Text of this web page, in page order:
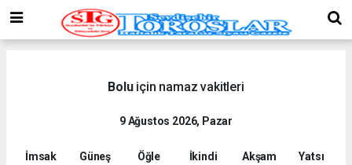
Boluiçin namaz vakitleri
9 Ağustos 2026, Pazar
İmsak
Güneş
Öğle
İkindi
Akşam
Yatsı